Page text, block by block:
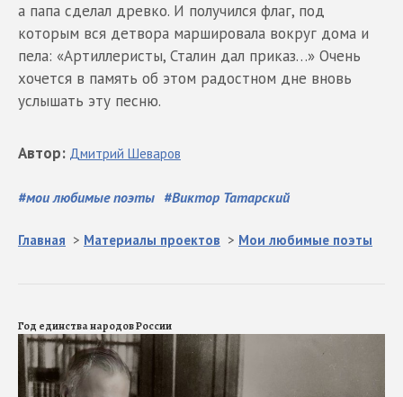
а папа сделал древко. И получился флаг, под
которым вся детвора маршировала вокруг дома и
пела: «Артиллеристы, Сталин дал приказ…» Очень
хочется в память об этом радостном дне вновь
услышать эту песню.
#мои любимые поэты #Виктор Татарский
Автор: Дмитрий Шеваров
Главная > Материалы проектов > Мои любимые поэты
Год единства народов России